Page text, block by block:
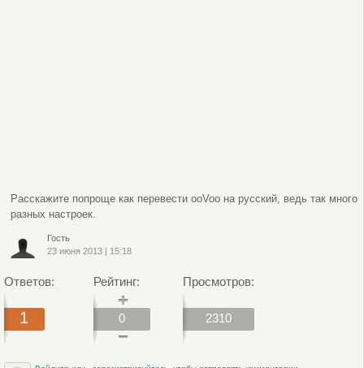
Расскажите попроще как перевести ooVoo на русский, ведь так много
разных настроек.
Гость
23 июня 2013| 15:18
Ответов:
1
Рейтинг:
0
Просмотров:
2310